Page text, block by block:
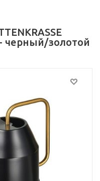
черный/золотой